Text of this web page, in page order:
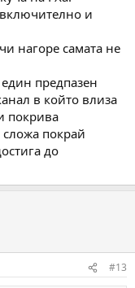
и
нагоре самата не
предпазен
в който влиза
покрива
сложа покрай
до
#13